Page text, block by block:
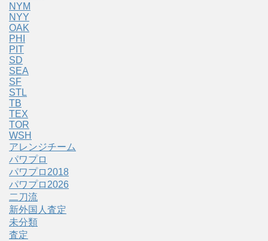
NYM
NYY
OAK
PHI
PIT
SD
SEA
SF
STL
TB
TEX
TOR
WSH
アレンジチーム
パワプロ
パワプロ2018
パワプロ2026
二刀流
新外国人査定
未分類
査定